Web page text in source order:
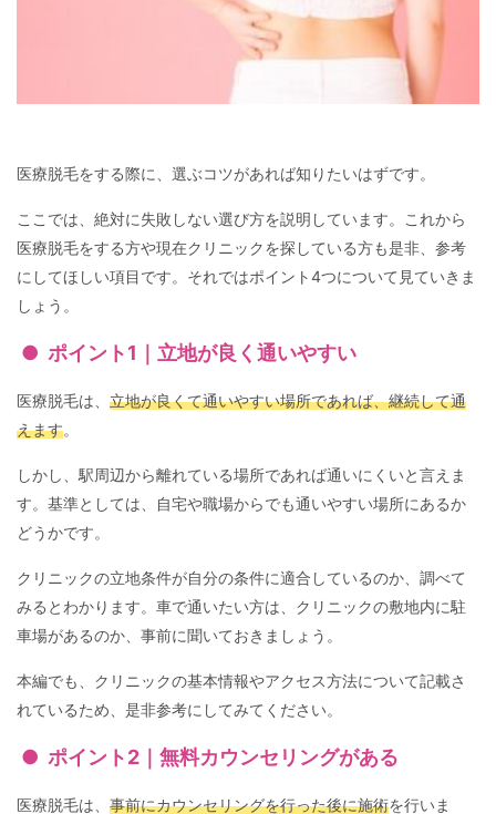
医療脱毛をする際に、選ぶコツがあれば知りたいはずです。
ここでは、絶対に失敗しない選び方を説明しています。これから
医療脱毛をする方や現在クリニックを探している方も是非、参考
にしてほしい項目です。それではポイント4つについて見ていきま
しょう。
ポイント1｜立地が良く通いやすい
医療脱毛は、 立地が良くて通いやすい場所であれば、継続して通
えます。
しかし、駅周辺から離れている場所であれば通いにくいと言えま
す。基準としては、自宅や職場からでも通いやすい場所にあるか
どうかです。
クリニックの立地条件が自分の条件に適合しているのか、調べて
みるとわかります。車で通いたい方は、クリニックの敷地内に駐
車場があるのか、事前に聞いておきましょう。
本編でも、クリニックの基本情報やアクセス方法について記載さ
れているため、是非参考にしてみてください。
ポイント2｜無料カウンセリングがある
医療脱毛は、 事前にカウンセリングを行った後に施術を行いま